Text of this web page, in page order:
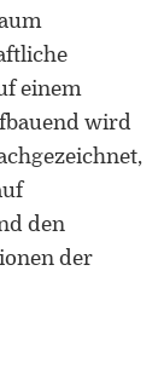
einem
wird
den
der